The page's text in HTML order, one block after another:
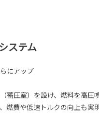
ステム
にアップ
蓄圧室）を設け、燃料を高
燃費や低速トルクの向上も実